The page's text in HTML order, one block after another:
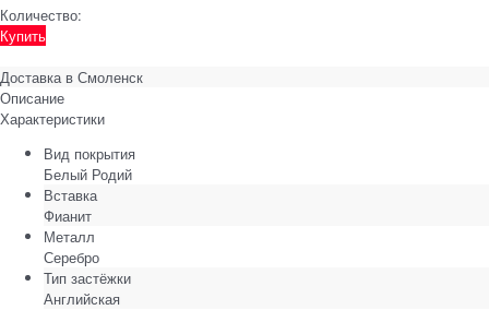
Количество:
Купить
Доставка в Смоленск
Описание
Характеристики
Вид покрытия
Белый Родий
Вставка
Фианит
Металл
Серебро
Тип застёжки
Английская